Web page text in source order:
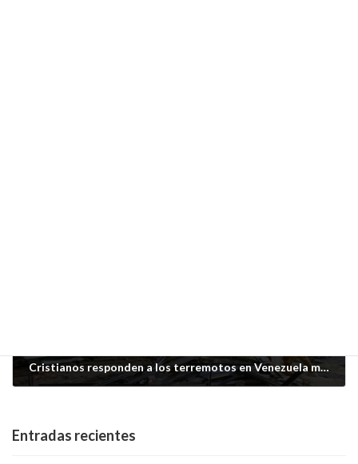
Cristianos responden a los terremotos en Venezuela mientras se teme que haya miles de muertos.
Entradas recientes